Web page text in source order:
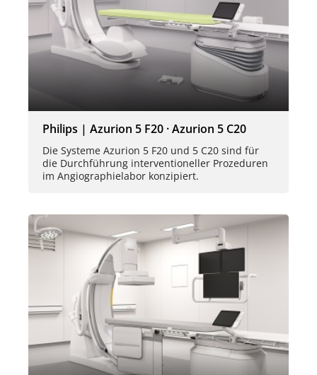
Philips | Azurion 5 F20 · Azurion 5 C20
Die Systeme Azurion 5 F20 und 5 C20 sind für
die Durchführung interventioneller Prozeduren
im Angiographielabor konzipiert.